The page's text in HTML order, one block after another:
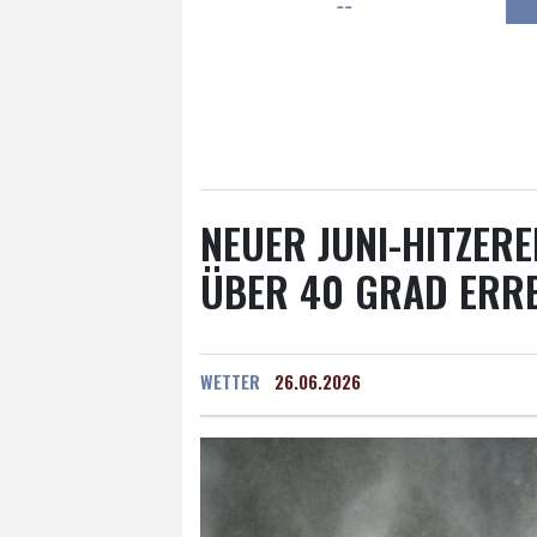
Frankfurt am Main
--
NEUER JUNI-
ÜBER 40 GRAD
WETTER 26.06.2026